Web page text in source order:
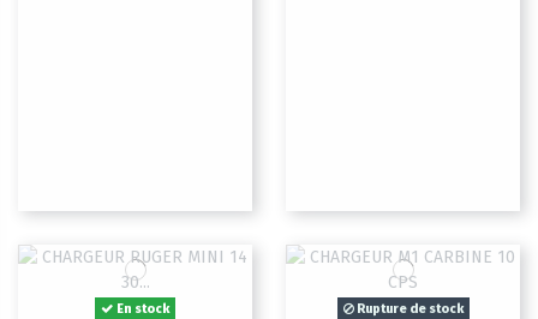
En stock Rupture de stock